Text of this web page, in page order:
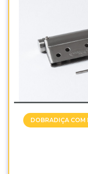
DOBRADIÇA